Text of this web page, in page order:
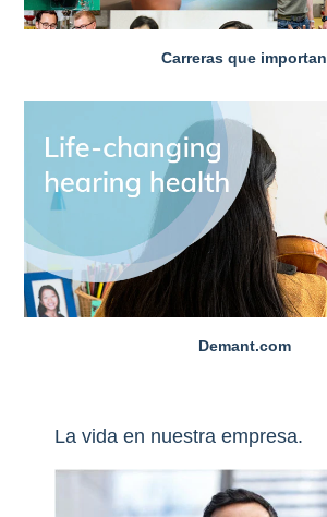
Carreras que importan
Demant.com
La vida en nuestra empresa.